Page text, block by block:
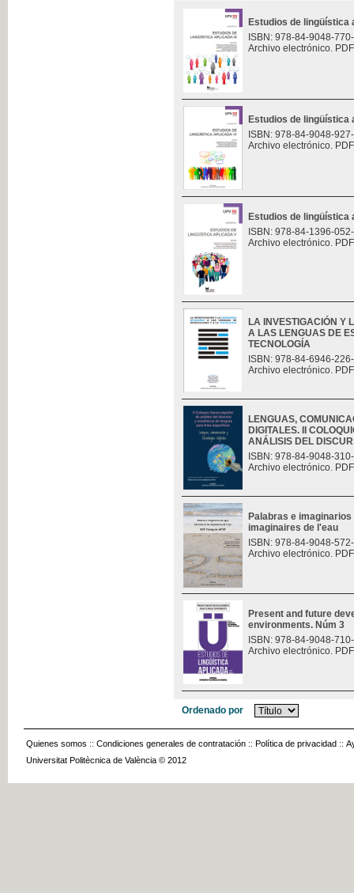
Estudios de lingüística
ISBN: 978-84-9048-
Archivo electrónico.
Estudios de lingüística
ISBN: 978-84-9048-
Archivo electrónico.
Estudios de lingüística
ISBN: 978-84-1396-
Archivo electrónico.
LA INVESTIGACIÓN Y
A LAS LENGUAS DE
TECNOLOGÍA
ISBN: 978-84-6946-
Archivo electrónico.
LENGUAS,
DIGITALES. II
ANÁLISIS DEL
ISBN: 978-84-9048-
Archivo electrónico.
Palabras e
imaginaires de l'eau
ISBN: 978-84-9048-
Archivo electrónico.
Present and future
environments. Núm 3
ISBN: 978-84-9048-
Archivo electrónico.
Ordenado por
Quienes somos :: Condiciones generales de contratación :: Política de privacidad ::
Universitat Politècnica de València © 2012